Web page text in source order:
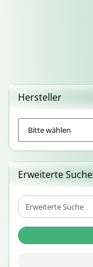
Hersteller
Erweiterte Suche
Erweiterte
Suche